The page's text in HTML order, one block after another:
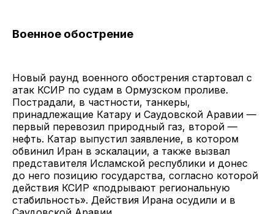
Военное обострение
Новый раунд военного обострения стартовал с
атак КСИР по судам в Ормузском проливе.
Пострадали, в частности, танкеры,
принадлежащие Катару и Саудовской Аравии —
первый перевозил природный газ, второй —
нефть. Катар выпустил заявление, в котором
обвинил Иран в эскалации, а также вызвал
представителя Исламской республики и донес
до него позицию государства, согласно которой
действия КСИР «подрывают региональную
стабильность». Действия Ирана осудили и в